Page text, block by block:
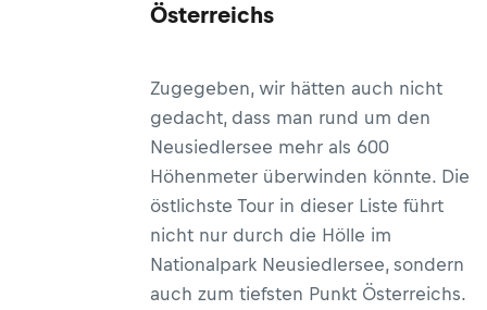
Österreichs
Zugegeben, wir hätten auch nicht
gedacht, dass man rund um den
Neusiedlersee mehr als 600
Höhenmeter überwinden könnte. Die
östlichste Tour in dieser Liste führt
nicht nur durch die Hölle im
Nationalpark Neusiedlersee, sondern
auch zum tiefsten Punkt Österreichs.